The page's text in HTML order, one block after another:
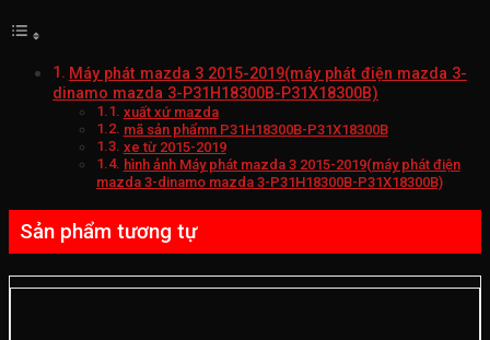
Máy phát mazda 3 2015-2019(máy phát điện mazda 3-
dinamo mazda 3-P31H18300B-P31X18300B)
xuất xứ mazda
mã sản phẩmn P31H18300B-P31X18300B
xe từ 2015-2019
hình ảnh Máy phát mazda 3 2015-2019(máy phát điện
mazda 3-dinamo mazda 3-P31H18300B-P31X18300B)
Sản phẩm tương tự